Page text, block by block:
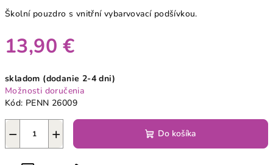
Školní pouzdro s vnitřní vybarvovací podšívkou.
13,90 €
cena:
skladom (dodanie 2-4 dni)
Možnosti doručenia
Kód: PENN 26009
+
− Do košíka